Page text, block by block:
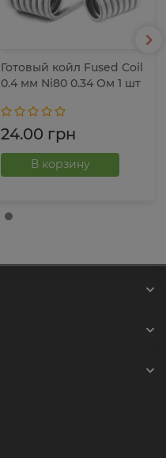
Готовый койл Fused Coil
0.4 мм Ni80 0.34 Ом 1 шт
24.00 грн
В корзину